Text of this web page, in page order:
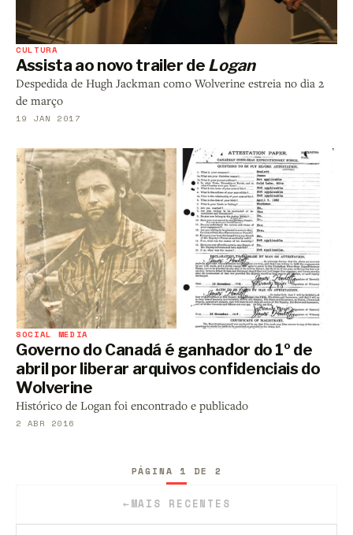
CULTURA
Assista ao novo trailer de Logan
Despedida de Hugh Jackman como Wolverine estreia no dia 2
de março
19 JAN 2017
SOCIAL MEDIA
Governo do Canadá é ganhador do 1º de
abril por liberar arquivos confidenciais do
Wolverine
Histórico de Logan foi encontrado e publicado
2 ABR 2016
←MAIS RECENTES
PÁGINA 1 DE 2